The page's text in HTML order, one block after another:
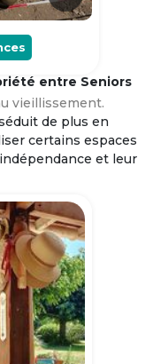
entre Seniors
vieillissement.
de plus en
certains espaces
et leur